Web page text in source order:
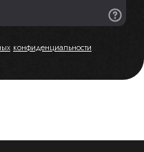
конфиденциальности